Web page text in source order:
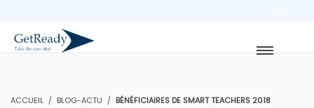
ACCUEIL BLOG-ACTU BÉNÉFICIAIRES DE SMART TEACHERS 2018